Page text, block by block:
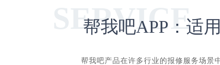
帮我吧APP：适
帮我吧产品在许多行业的报修服务场景